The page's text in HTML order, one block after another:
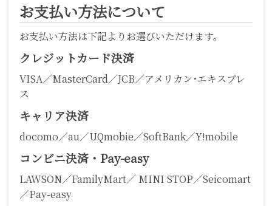
お支払い方法について
お支払い方法は下記よりお選びいただけます。
クレジットカード決済
VISA／MasterCard／JCB／アメリカン･エキスプレ
ス
キャリア決済
docomo／au／UQmobie／SoftBank／Y!mobile
コンビニ決済・Pay-easy
LAWSON／FamilyMart／ MINI STOP／Seicomart
／Pay-easy